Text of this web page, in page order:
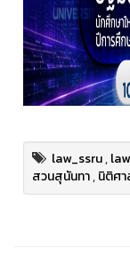
law_ssru,
สวนสุนันทา,นิติศ